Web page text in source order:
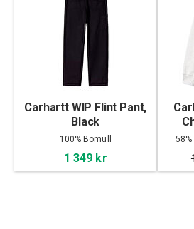
Carhartt WIP Flint Pant,
Black
100% Bomull
1 349 kr